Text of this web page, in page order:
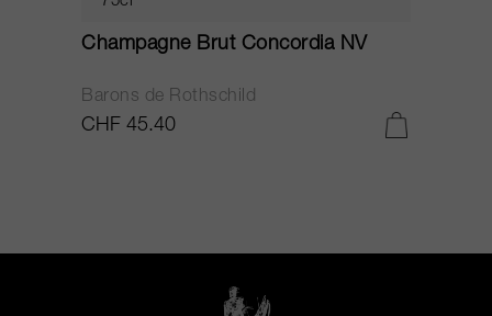
Champagne Brut Concordia NV
Barons de Rothschild
CHF 45.40